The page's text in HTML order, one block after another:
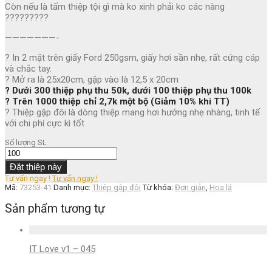
Còn nếu là tấm thiệp tội gì mà ko xinh phải ko các nàng
?????????
———————-
? In 2 mặt trên giấy Ford 250gsm, giấy hơi sần nhẹ, rất cứng cáp
và chắc tay.
? Mở ra là 25x20cm, gập vào là 12,5 x 20cm
? Dưới 300 thiệp phụ thu 50k, dưới 100 thiệp phụ thu 100k
? Trên 1000 thiệp chỉ 2,7k một bộ (Giảm 10% khi TT)
? Thiệp gập đôi là dòng thiệp mang hơi hướng nhẹ nhàng, tinh tế
với chi phí cực kì tốt
Số lượng SL
Đặt thiệp này
Tư vấn ngay ! Tư vấn ngay !
Mã: 73253-41 Danh mục: Thiệp gập đôi Từ khóa: Đơn giản Hoa lá
Sản phẩm tương tự
IT Love v1 – 045